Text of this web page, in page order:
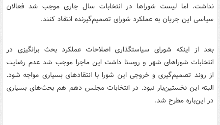
نداشت. اما لیست شوراها در انتخابات سال جاری موجب شد فعالان
سیاسی این جریان به عملکرد شورای تصمیم‌گیرنده انتقاد کنند.
بعد از اینکه شورای سیاستگذاری اصلاحات عملکرد بحث برانگیزی در
انتخابات شوراهای شهر و روستا داشت این ماجرا موجب شد عدم رضایت
از روند تصمیم‌گیری و خروجی این شورا با انتقادهای بسیاری مواجه شود.
البته این نخستین‌بار نبود. در انتخابات مجلس دهم هم بحث‌های بسیاری
در این‌باره مطرح شد.